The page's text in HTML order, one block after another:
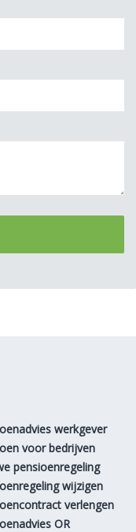
werkgever
voor bedrijven
pensioenregeling
wijzigen
verlengen
OR